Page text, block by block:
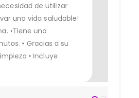
de utilizar
una vida saludable!
•Tiene una
• Gracias a su
• Incluye